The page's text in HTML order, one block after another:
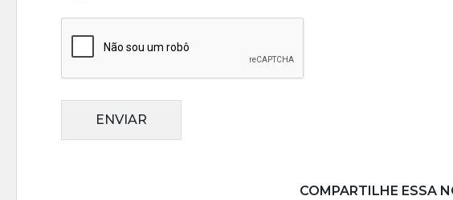
ENVIAR
COMPARTILHE ESSA